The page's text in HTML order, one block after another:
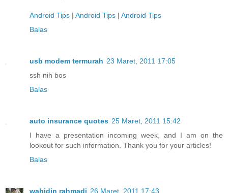
Android Tips | Android Tips | Android Tips
Balas
usb modem termurah 23 Maret, 2011 17:05
ssh nih bos
Balas
auto insurance quotes 25 Maret, 2011 15:42
I have a presentation incoming week, and I am on the
lookout for such information. Thank you for your articles!
Balas
wahidin rahmadi 26 Maret, 2011 17:43